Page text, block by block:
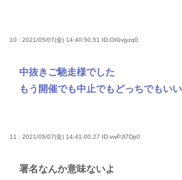
10 : 2021/05/07(金) 14:40:50.51 ID:OIGvjyzq0
中抜きご馳走様でした
もう開催でも中止でもどっちでもい
11 : 2021/05/07(金) 14:41:00.27 ID:vwPJl7Dp0
署名なんか意味ないよ